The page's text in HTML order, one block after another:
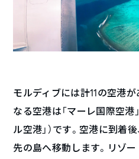
モルディブには計11の空港
なる空港は「マーレ国際空港
ル空港」）です。空港に到着
先の島へ移動します。リゾ